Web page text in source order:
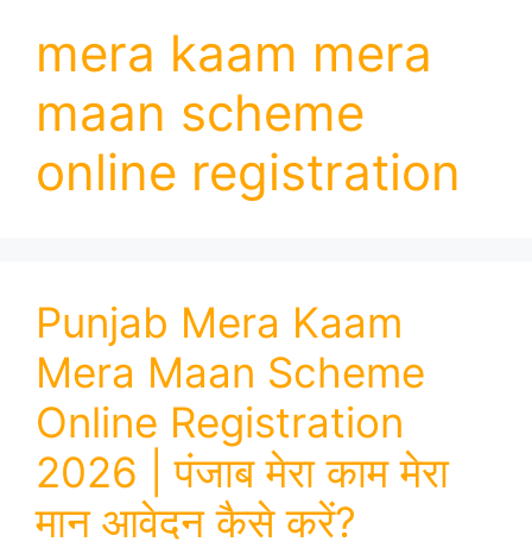
mera kaam mera
maan scheme
online registration
Punjab Mera Kaam
Mera Maan Scheme
Online Registration
2026 | पंजाब मेरा काम मेरा
मान आवेदन कैसे करें?